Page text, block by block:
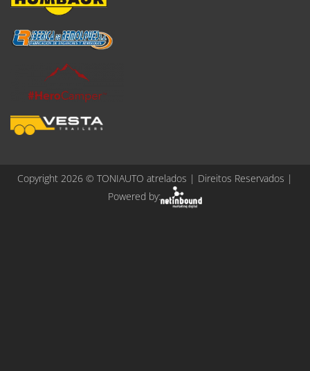
Copyright 2026 © TONIAUTO atrelados | Direitos Reservados |
Powered by: